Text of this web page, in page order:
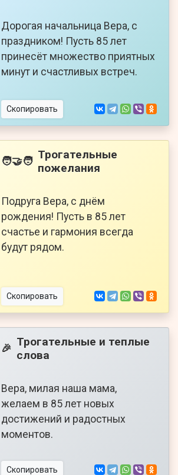
Дорогая начальница Вера, с
праздником! Пусть 85 лет
принесёт множество приятных
минут и счастливых встреч.
Скопировать
🧑‍🤝‍🧑 Трогательные
пожелания
Подруга Вера, с днём
рождения! Пусть в 85 лет
счастье и гармония всегда
будут рядом.
Скопировать
🎉 Трогательные и теплые
слова
Вера, милая наша мама,
желаем в 85 лет новых
достижений и радостных
моментов.
Скопировать